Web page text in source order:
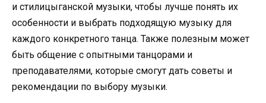
и стилицыганской музыки, чтобы лучше понять их
особенности и выбрать подходящую музыку для
каждого конкретного танца. Также полезным может
быть общение с опытными танцорами и
преподавателями, которые смогут дать советы и
рекомендации по выбору музыки.